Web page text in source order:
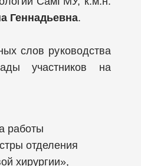
Геннадьевна.
слов руководства
участников на
работы
отделения
хирургии»,